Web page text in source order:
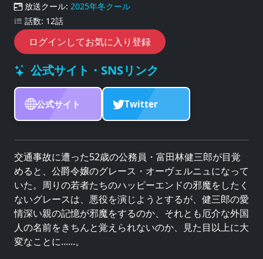
放送クール: 2025年冬クール
話数: 12話
ログインしてお気に入り登録
公式サイト・SNSリンク
公式サイト Twitter
交通事故に遭った52歳の公務員・富田林健三郎が目覚
めると、公爵令嬢のグレース・オーヴェルニュになって
いた。周りの若者たちのハッピーエンドの邪魔をしたく
ないグレースは、悪役を演じようとするが、健三郎の愛
情深い親の記憶が邪魔をするのか、それとも厄介な外国
人の名前をきちんと覚えられないのか、見た目以上に大
変なことに......。